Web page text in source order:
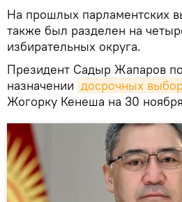
На прошлых парламентских
также был разделен на
избирательных округа.
Президент Садыр Жапаров
назначении досрочных
Жогорку Кенеша на 30